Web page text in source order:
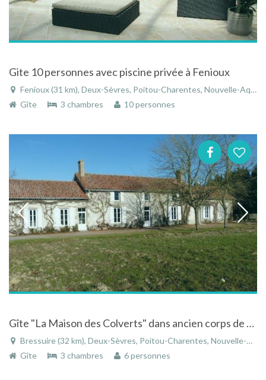
Gite 10 personnes avec piscine privée à Fenioux
Fenioux (31 km), Deux-Sèvres, Poitou-Charentes, Nouvelle-Aquitaine, France
Gîte
3 chambres 10 personnes
Gîte "La Maison des Colverts" dans ancien corps de ferme à Bressuire
Bressuire (32 km), Deux-Sèvres, Poitou-Charentes, Nouvelle-Aquitaine, France
Gîte
3 chambres 6 personnes